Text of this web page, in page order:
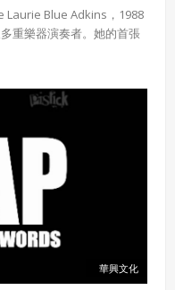
Laurie Blue Adkins，1988
重樂器演奏者。她的首張
英國超過220萬、全球超
英國專輯排行榜上得到第
及在美國得到雙白金的成
和評價上的成功。
華興文化